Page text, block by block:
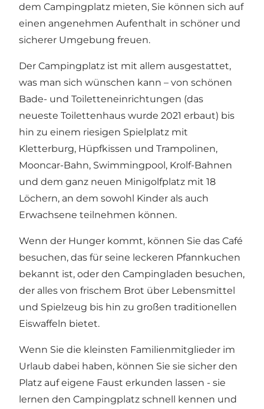
dem Campingplatz mieten, Sie können sich auf
einen angenehmen Aufenthalt in schöner und
sicherer Umgebung freuen.
Der Campingplatz ist mit allem ausgestattet,
was man sich wünschen kann – von schönen
Bade- und Toiletteneinrichtungen (das
neueste Toilettenhaus wurde 2021 erbaut) bis
hin zu einem riesigen Spielplatz mit
Kletterburg, Hüpfkissen und Trampolinen,
Mooncar-Bahn, Swimmingpool, Krolf-Bahnen
und dem ganz neuen Minigolfplatz mit 18
Löchern, an dem sowohl Kinder als auch
Erwachsene teilnehmen können.
Wenn der Hunger kommt, können Sie das Café
besuchen, das für seine leckeren Pfannkuchen
bekannt ist, oder den Campingladen besuchen,
der alles von frischem Brot über Lebensmittel
und Spielzeug bis hin zu großen traditionellen
Eiswaffeln bietet.
Wenn Sie die kleinsten Familienmitglieder im
Urlaub dabei haben, können Sie sie sicher den
Platz auf eigene Faust erkunden lassen - sie
lernen den Campingplatz schnell kennen und